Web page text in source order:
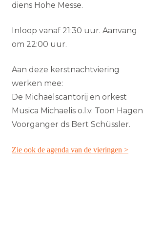
diens Hohe Messe.
Inloop vanaf 21:30 uur. Aanvang
om 22:00 uur.
Aan deze kerstnachtviering
werken mee:
De Michaëlscantorij en orkest
Musica Michaelis o.l.v. Toon Hagen
Voorganger ds Bert Schüssler.
Zie ook de agenda van de vieringen >